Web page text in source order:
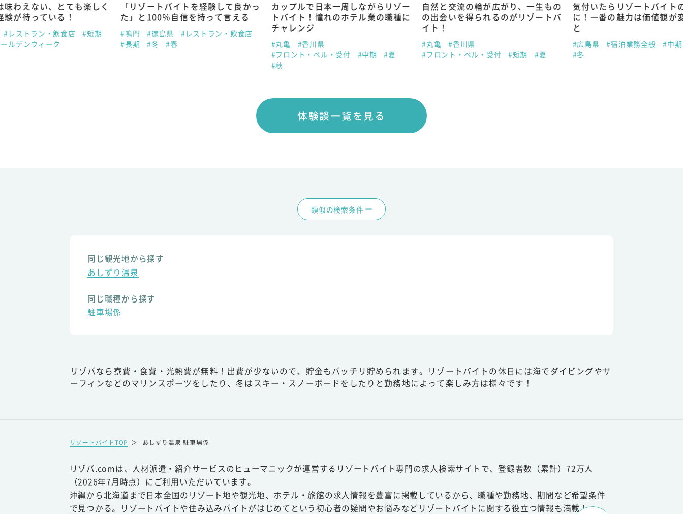
味わえない、とても楽しく
験が待っている！
#レストラン・飲食店
#短期
ルデンウィーク
「リゾートバイトを経験して良かっ
た」と100％自信を持って言える
#鳴門 #徳島県
#レストラン・飲食店
#長期
#冬 #春
カップルで日本一周しながらリゾー
トバイト！憧れのホテル業の職種に
チャレンジ
#丸亀
#香川県
#フロント・ベル・受付
#中期
#夏
#秋
自然と交流の輪が広がり、一生もの
の出会いを得られるのがリゾートバ
イト！
#丸亀
#香川県
#フロント・ベル・受付
#短期 #夏
気付いたらリゾートバイト
に！一番の魅力は価値観が
と
#広島県 #宿泊業務全般
#中期
#冬
体験談一覧を見る
類似の検索条件
同じ観光地から探す
あしずり温泉
同じ職種から探す
駐車場係
リゾバなら寮費・食費・光熱費が無料！出費が少ないので、貯金もバッチリ貯められます。リゾートバイトの休日には海でダイビングやサ
ーフィンなどのマリンスポーツをしたり、冬はスキー・スノーボードをしたりと勤務地によって楽しみ方は様々です！
リゾートバイトTOP ＞ あしずり温泉 駐車場係
リゾバ.comは、人材派遣・紹介サービスのヒューマニックが運営するリゾートバイト専門の求人検索サイトで、登録者数（累計）72万人
（2026年7月時点）にご利用いただいています。
沖縄から北海道まで日本全国のリゾート地や観光地、ホテル・旅館の求人情報を豊富に掲載しているから、職種や勤務地、期間など希望条件
で見つかる。リゾートバイトや住み込みバイトがはじめてという初心者の疑問やお悩みなどリゾートバイトに関する役立つ情報も満載！